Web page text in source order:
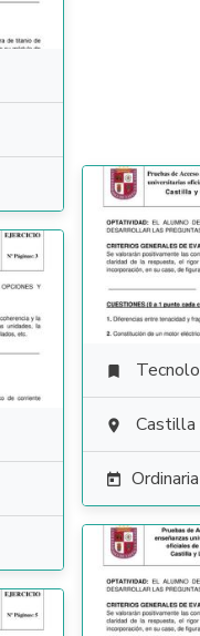

 Castilla
